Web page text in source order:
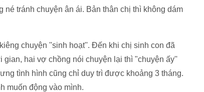
tránh chuyện ân ái. Bản thân chị thì không dám
chuyện ''sinh hoạt''. Đến khi chị sinh con đã
hai vợ chồng nói chuyện lại thì "chuyện ấy''
tình hình cũng chỉ duy trì được khoảng 3 tháng.
muốn động vào mình.